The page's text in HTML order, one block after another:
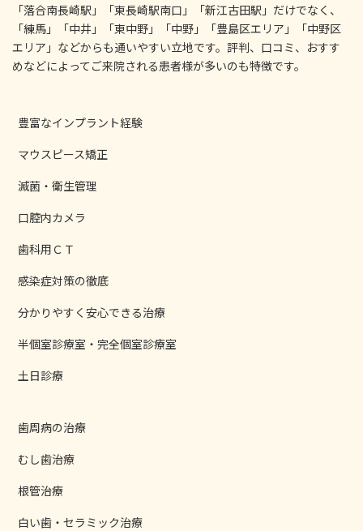
「落合南長崎駅」「東長崎駅南口」「新江古田駅」だけでなく、
「練馬」「中井」「東中野」「中野」「豊島区エリア」「中野区
エリア」などからも通いやすい立地です。評判、口コミ、おすす
めなどによってご来院される患者様が多いのも特徴です。
豊富なインプラント経験
マウスピース矯正
滅菌・衛生管理
口腔内カメラ
歯科用ＣＴ
感染症対策の徹底
分かりやすく安心できる治療
半個室診療室・完全個室診療室
土日診療
歯周病の治療
むし歯治療
根管治療
白い歯・セラミック治療